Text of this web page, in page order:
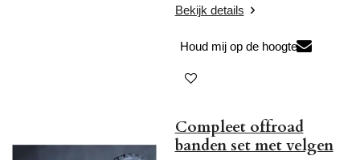
Bekijk details
Houd mij op de hoogte
Compleet offroad
banden set met velgen